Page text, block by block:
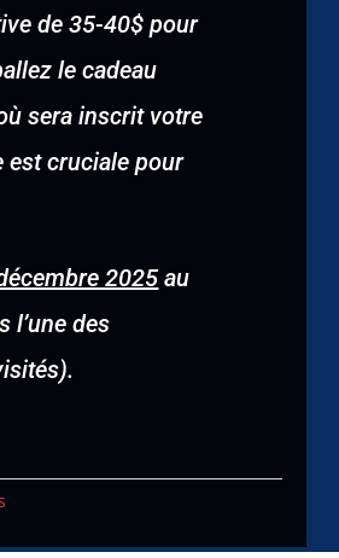
de 35-40$ pour
le cadeau
sera inscrit votre
est cruciale pour
2025 au
l’une des